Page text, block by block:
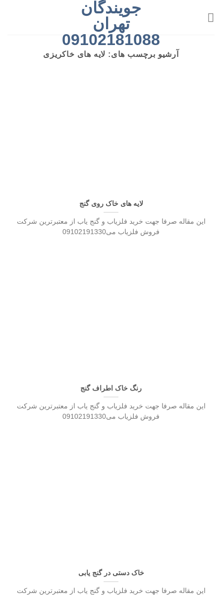
جویندگان
تهران
09102181088
آرشیو برچسب های: لایه های خاکریزی
لایه های خاک روی گنج
این مقاله صرفا جهت خرید فلزیاب و گنج یاب از معتبرترین شرکت
فروش فلزیاب می09102191330
رنگ خاک اطراف گنج
این مقاله صرفا جهت خرید فلزیاب و گنج یاب از معتبرترین شرکت
فروش فلزیاب می09102191330
خاک دستی در گنج یابی
این مقاله صرفا جهت خرید فلزیاب و گنج یاب از معتبرترین شرکت